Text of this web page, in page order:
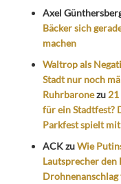
Axel
Bäcker sich
machen
Waltrop als
Stadt nur noch
Ruhrbaronezu
für ein Stadtfest?
Parkfest spielt
ACKzuWie
Lautsprecher den